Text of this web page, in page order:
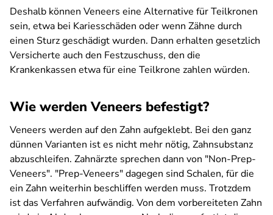
Deshalb können Veneers eine Alternative für Teilkronen
sein, etwa bei Kariesschäden oder wenn Zähne durch
einen Sturz geschädigt wurden. Dann erhalten gesetzlich
Versicherte auch den Festzuschuss, den die
Krankenkassen etwa für eine Teilkrone zahlen würden.
Wie werden Veneers befestigt?
Veneers werden auf den Zahn aufgeklebt. Bei den ganz
dünnen Varianten ist es nicht mehr nötig, Zahnsubstanz
abzuschleifen. Zahnärzte sprechen dann von "Non-Prep-
Veneers". "Prep-Veneers" dagegen sind Schalen, für die
ein Zahn weiterhin beschliffen werden muss. Trotzdem
ist das Verfahren aufwändig. Von dem vorbereiteten Zahn